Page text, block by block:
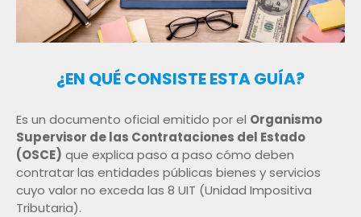
¿EN QUÉ CONSISTE ESTA GUÍA?
Es un documento oficial emitido por el Organismo
Supervisor de las Contrataciones del Estado
(OSCE) que explica paso a paso cómo deben
contratar las entidades públicas bienes y servicios
cuyo valor no exceda las 8 UIT (Unidad Impositiva
Tributaria).